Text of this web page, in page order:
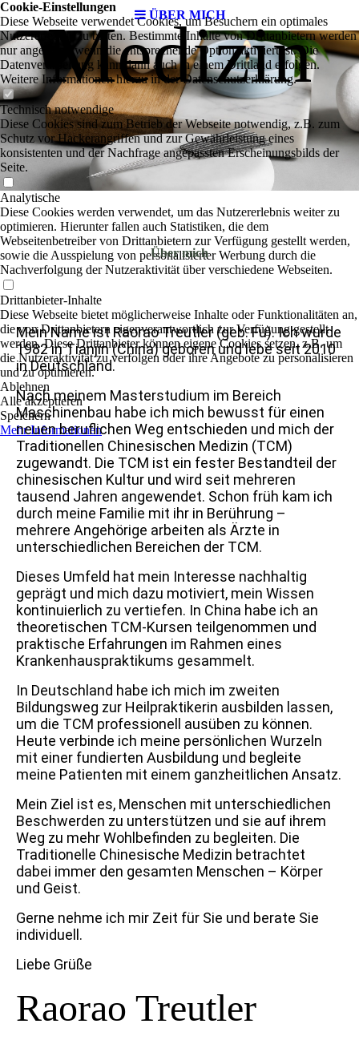
ÜBER MICH
Medizin
Über mich
Mein Name ist Raorao Treutler (geb. Fu). Ich wurde
1982 in Tianjin (China) geboren und lebe seit 2010
in Deutschland.
Nach meinem Masterstudium im Bereich
Maschinenbau habe ich mich bewusst für einen
neuen beruflichen Weg entschieden und mich der
Traditionellen Chinesischen Medizin (TCM)
zugewandt. Die TCM ist ein fester Bestandteil der
chinesischen Kultur und wird seit mehreren
tausend Jahren angewendet. Schon früh kam ich
durch meine Familie mit ihr in Berührung –
mehrere Angehörige arbeiten als Ärzte in
unterschiedlichen Bereichen der TCM.
Dieses Umfeld hat mein Interesse nachhaltig
geprägt und mich dazu motiviert, mein Wissen
kontinuierlich zu vertiefen. In China habe ich an
theoretischen TCM-Kursen teilgenommen und
praktische Erfahrungen im Rahmen eines
Krankenhauspraktikums gesammelt.
In Deutschland habe ich mich im zweiten
Bildungsweg zur Heilpraktikerin ausbilden lassen,
um die TCM professionell ausüben zu können.
Heute verbinde ich meine persönlichen Wurzeln
mit einer fundierten Ausbildung und begleite
meine Patienten mit einem ganzheitlichen Ansatz.
Mein Ziel ist es, Menschen mit unterschiedlichen
Beschwerden zu unterstützen und sie auf ihrem
Weg zu mehr Wohlbefinden zu begleiten. Die
Traditionelle Chinesische Medizin betrachtet
dabei immer den gesamten Menschen – Körper
und Geist.
Gerne nehme ich mir Zeit für Sie und berate Sie
individuell.
Liebe Grüße
Raorao Treutler
Cookie-Einstellungen
Diese Webseite verwendet Cookies, um Besuchern ein optimales
Nutzererlebnis zu bieten. Bestimmte Inhalte von Drittanbietern werden
nur angezeigt, wenn die entsprechende Option aktiviert ist. Die
Datenverarbeitung kann dann auch in einem Drittland erfolgen.
Weitere Informationen hierzu in der Datenschutzerklärung.
Technisch notwendige
Diese Cookies sind zum Betrieb der Webseite notwendig, z.B. zum
Schutz vor Hackerangriffen und zur Gewährleistung eines
konsistenten und der Nachfrage angepassten Erscheinungsbilds der
Seite.
Analytische
Diese Cookies werden verwendet, um das Nutzererlebnis weiter zu
optimieren. Hierunter fallen auch Statistiken, die dem
Webseitenbetreiber von Drittanbietern zur Verfügung gestellt werden,
sowie die Ausspielung von personalisierter Werbung durch die
Nachverfolgung der Nutzeraktivität über verschiedene Webseiten.
Drittanbieter-Inhalte
Diese Webseite bietet möglicherweise Inhalte oder Funktionalitäten an,
die von Drittanbietern eigenverantwortlich zur Verfügung gestellt
werden. Diese Drittanbieter können eigene Cookies setzen, z.B. um
die Nutzeraktivität zu verfolgen oder ihre Angebote zu personalisieren
und zu optimieren.
Ablehnen
Alle akzeptieren
Speichern
Mehr Informationen